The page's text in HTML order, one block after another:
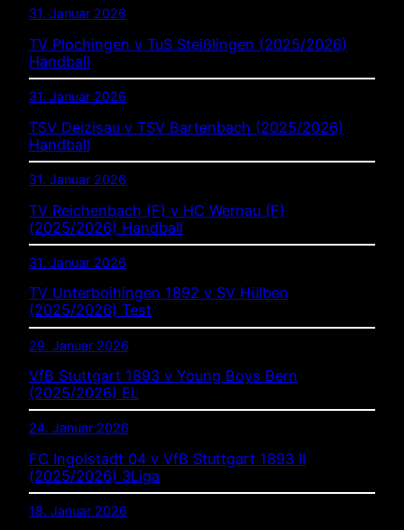
31. Januar 2026
TV Plochingen v TuS Steißlingen (2025/2026)
Handball
31. Januar 2026
TSV Deizisau v TSV Bartenbach (2025/2026)
Handball
31. Januar 2026
TV Reichenbach (F) v HC Wernau (F)
(2025/2026) Handball
31. Januar 2026
TV Unterboihingen 1892 v SV Hülben
(2025/2026) Test
29. Januar 2026
VfB Stuttgart 1893 v Young Boys Bern
(2025/2026) EL
24. Januar 2026
FC Ingolstadt 04 v VfB Stuttgart 1893 II
(2025/2026) 3Liga
18. Januar 2026